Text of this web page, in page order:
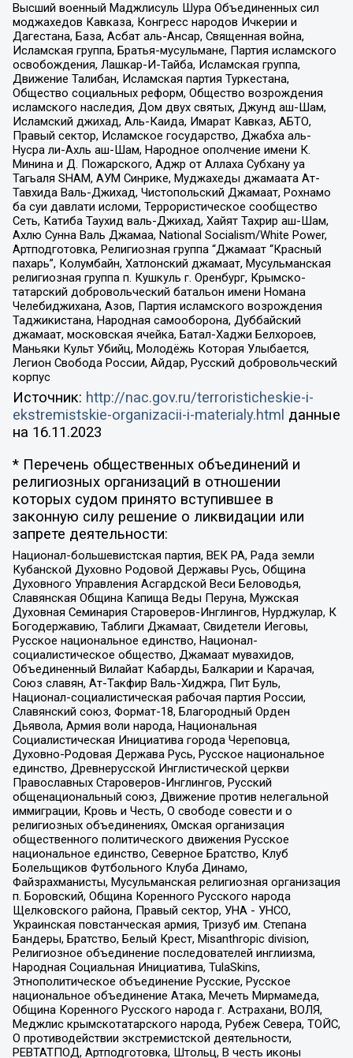
Высший военный Маджлисуль Шура Объединенных сил
моджахедов Кавказа, Конгресс народов Ичкерии и
Дагестана, База, Асбат аль-Ансар, Священная война,
Исламская группа, Братья-мусульмане, Партия исламского
освобождения, Лашкар-И-Тайба, Исламская группа,
Движение Талибан, Исламская партия Туркестана,
Общество социальных реформ, Общество возрождения
исламского наследия, Дом двух святых, Джунд аш-Шам,
Исламский джихад, Аль-Каида, Имарат Кавказ, АБТО,
Правый сектор, Исламское государство, Джабха аль-
Нусра ли-Ахль аш-Шам, Народное ополчение имени К.
Минина и Д. Пожарского, Аджр от Аллаха Субхану уа
Тагьаля SHAM, АУМ Синрике, Муджахеды джамаата Ат-
Тавхида Валь-Джихад, Чистопольский Джамаат, Рохнамо
ба суи давлати исломи, Террористическое сообщество
Сеть, Катиба Таухид валь-Джихад, Хайят Тахрир аш-Шам,
Ахлю Сунна Валь Джамаа, National Socialism/White Power,
Артподготовка, Религиозная группа “Джамаат “Красный
пахарь”, Колумбайн, Хатлонский джамаат, Мусульманская
религиозная группа п. Кушкуль г. Оренбург, Крымско-
татарский добровольческий батальон имени Номана
Челебиджихана, Азов, Партия исламского возрождения
Таджикистана, Народная самооборона, Дуббайский
джамаат, московская ячейка, Батал-Хаджи Белхороев,
Маньяки Культ Убийц, Молодёжь Которая Улыбается,
Легион Свобода России, Айдар, Русский добровольческий
корпус
Источник: http://nac.gov.ru/terroristicheskie-i-
ekstremistskie-organizacii-i-materialy.html данные
на 16.11.2023
* Перечень общественных объединений и
религиозных организаций в отношении
которых судом принято вступившее в
законную силу решение о ликвидации или
запрете деятельности:
Национал-большевистская партия, ВЕК РА, Рада земли
Кубанской Духовно Родовой Державы Русь, Община
Духовного Управления Асгардской Веси Беловодья,
Славянская Община Капища Веды Перуна, Мужская
Духовная Семинария Староверов-Инглингов, Нурджулар, К
Богодержавию, Таблиги Джамаат, Свидетели Иеговы,
Русское национальное единство, Национал-
социалистическое общество, Джамаат мувахидов,
Объединенный Вилайат Кабарды, Балкарии и Карачая,
Союз славян, Ат-Такфир Валь-Хиджра, Пит Буль,
Национал-социалистическая рабочая партия России,
Славянский союз, Формат-18, Благородный Орден
Дьявола, Армия воли народа, Национальная
Социалистическая Инициатива города Череповца,
Духовно-Родовая Держава Русь, Русское национальное
единство, Древнерусской Инглистической церкви
Православных Староверов-Инглингов, Русский
общенациональный союз, Движение против нелегальной
иммиграции, Кровь и Честь, О свободе совести и о
религиозных объединениях, Омская организация
общественного политического движения Русское
национальное единство, Северное Братство, Клуб
Болельщиков Футбольного Клуба Динамо,
Файзрахманисты, Мусульманская религиозная организация
п. Боровский, Община Коренного Русского народа
Щелковского района, Правый сектор, УНА - УНСО,
Украинская повстанческая армия, Тризуб им. Степана
Бандеры, Братство, Белый Крест, Misanthropic division,
Религиозное объединение последователей инглиизма,
Народная Социальная Инициатива, TulaSkins,
Этнополитическое объединение Русские, Русское
национальное объединение Атака, Мечеть Мирмамеда,
Община Коренного Русского народа г. Астрахани, ВОЛЯ,
Меджлис крымскотатарского народа, Рубеж Севера, ТОЙС,
О противодействии экстремистской деятельности,
РЕВТАТПОД, Артподготовка, Штольц, В честь иконы